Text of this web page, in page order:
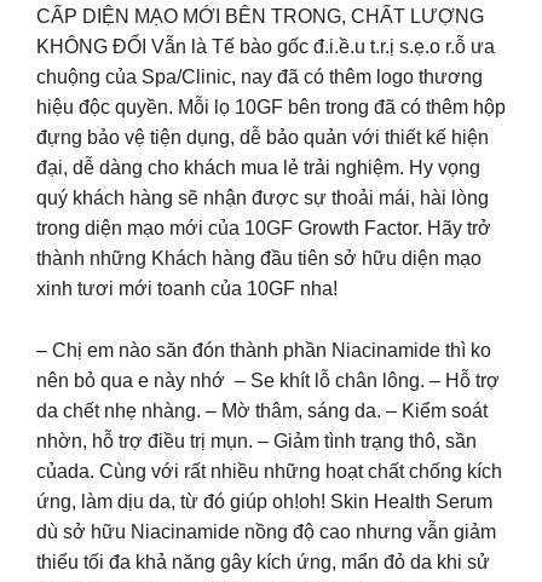
CẤP DIỆN MẠO MỚI BÊN TRONG, CHẤT LƯỢNG
KHÔNG ĐỔI Vẫn là Tế bào gốc đ.i.ề.u t.r.ị s.ẹ.o r.ỗ ưa
chuộng của Spa/Clinic, nay đã có thêm logo thương
hiệu độc quyền. Mỗi lọ 10GF bên trong đã có thêm hộp
đựng bảo vệ tiện dụng, dễ bảo quản với thiết kế hiện
đại, dễ dàng cho khách mua lẻ trải nghiệm. Hy vọng
quý khách hàng sẽ nhận được sự thoải mái, hài lòng
trong diện mạo mới của 10GF Growth Factor. Hãy trở
thành những Khách hàng đầu tiên sở hữu diện mạo
xinh tươi mới toanh của 10GF nha!
– Chị em nào săn đón thành phần Niacinamide thì ko
nên bỏ qua e này nhớ – Se khít lỗ chân lông. – Hỗ trợ
da chết nhẹ nhàng. – Mờ thâm, sáng da. – Kiểm soát
nhờn, hỗ trợ điều trị mụn. – Giảm tình trạng thô, sần
củada. Cùng với rất nhiều những hoạt chất chống kích
ứng, làm dịu da, từ đó giúp oh!oh! Skin Health Serum
dù sở hữu Niacinamide nồng độ cao nhưng vẫn giảm
thiểu tối đa khả năng gây kích ứng, mẩn đỏ da khi sử